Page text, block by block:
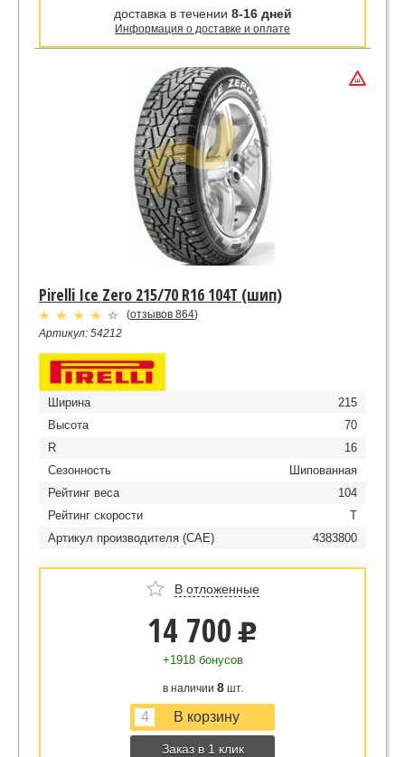
доставка в течении 8-16 дней
Информация о доставке и оплате
Pirelli Ice Zero 215/70 R16 104T (шип)
(отзывов 864)
Артикул: 54212
Ширина
215
Высота
70
R
16
Сезонность
Шипованная
Рейтинг веса
104
Рейтинг скорости
T
Артикул производителя (CAE)
4383800
В отложенные
14 700 u
+1918 бонусов
в наличии 8шт.
Заказ в 1 клик